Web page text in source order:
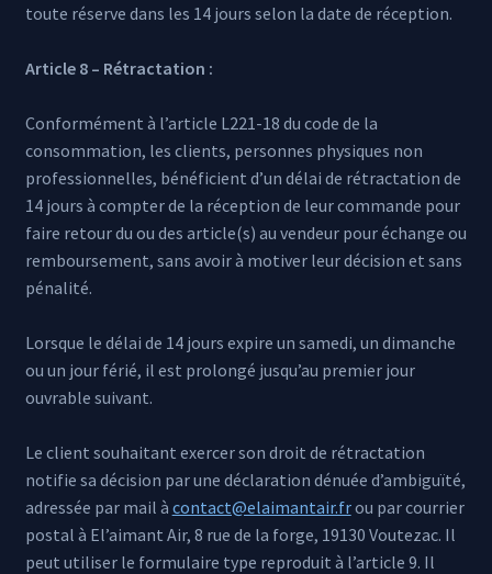
toute réserve dans les 14 jours selon la date de réception.
Article 8 – Rétractation :
Conformément à l’article L221-18 du code de la
consommation, les clients, personnes physiques non
professionnelles, bénéficient d’un délai de rétractation de
14 jours à compter de la réception de leur commande pour
faire retour du ou des article(s) au vendeur pour échange ou
remboursement, sans avoir à motiver leur décision et sans
pénalité.
Lorsque le délai de 14 jours expire un samedi, un dimanche
ou un jour férié, il est prolongé jusqu’au premier jour
ouvrable suivant.
Le client souhaitant exercer son droit de rétractation
notifie sa décision par une déclaration dénuée d’ambiguïté,
adressée par mail à contact@elaimantair.frou par courrier
postal à El’aimant Air, 8 rue de la forge, 19130 Voutezac. Il
peut utiliser le formulaire type reproduit à l’article 9. Il